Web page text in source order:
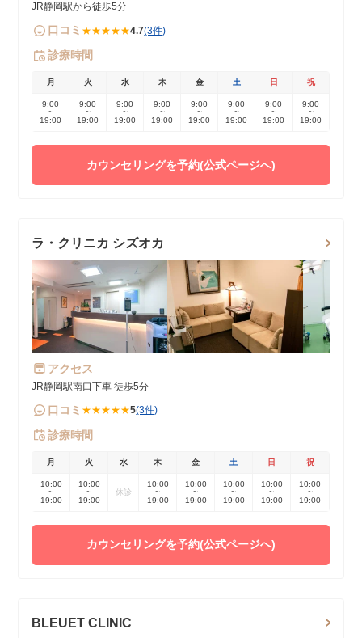
JR静岡駅から徒歩5分
口コミ ★★★★★4.7(3件)
診療時間
月 火 水 木 金 土 日 祝
9:00
~
19:00
9:00
~
19:00
9:00
~
19:00
9:00
~
19:00
9:00
~
19:00
9:00
~
19:00
9:00
~
19:00
9:00
~
19:00
カウンセリングを予約(公式ページへ)
ラ・クリニカ シズオカ
アクセス
JR静岡駅南口下車 徒歩5分
口コミ ★★★★★5(3件)
診療時間
月 火 水 木 金 土 日 祝
10:00
~
19:00
10:00
~
19:00
休診
10:00
~
19:00
10:00
~
19:00
10:00
~
19:00
10:00
~
19:00
10:00
~
19:00
カウンセリングを予約(公式ページへ)
BLEUET CLINIC